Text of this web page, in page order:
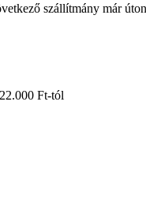
szállítmány már
22.000 Ft-tól